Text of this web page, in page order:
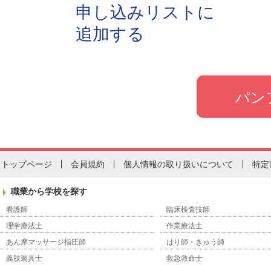
申し込みリストに
追加する
トップページ 会員規約 個人情報の取り扱いについて 特定
職業から学校を探す
看護師
臨床検査技師
理学療法士
作業療法士
あん摩マッサージ指圧師
はり師・きゅう師
義肢装具士
救急救命士